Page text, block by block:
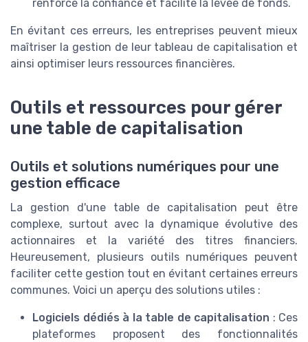
renforce la confiance et facilite la levée de fonds.
En évitant ces erreurs, les entreprises peuvent mieux
maîtriser la gestion de leur tableau de capitalisation et
ainsi optimiser leurs ressources financières.
Outils et ressources pour gérer
une table de capitalisation
Outils et solutions numériques pour une
gestion efficace
La gestion d'une table de capitalisation peut être
complexe, surtout avec la dynamique évolutive des
actionnaires et la variété des titres financiers.
Heureusement, plusieurs outils numériques peuvent
faciliter cette gestion tout en évitant certaines erreurs
communes. Voici un aperçu des solutions utiles :
Logiciels dédiés à la table de capitalisation : Ces
plateformes proposent des fonctionnalités